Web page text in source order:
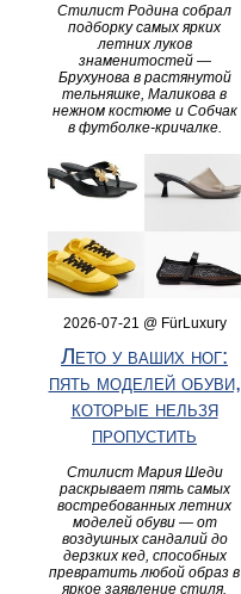
Стилист Родина собрал
подборку самых ярких
летних луков
знаменитостей —
Брухунова в растянутой
тельняшке, Маликова в
нежном костюме и Собчак
в футболке‑кричалке.
2026-07-21 @ FürLuxury
Лето у ваших ног:
пять моделей обуви,
которые нельзя
пропустить
Стилист Мария Шеди
раскрывает пять самых
востребованных летних
моделей обуви — от
воздушных сандалий до
дерзких кед, способных
превратить любой образ в
яркое заявление стиля.